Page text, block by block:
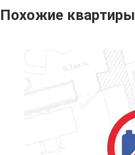
Похожие квартиры